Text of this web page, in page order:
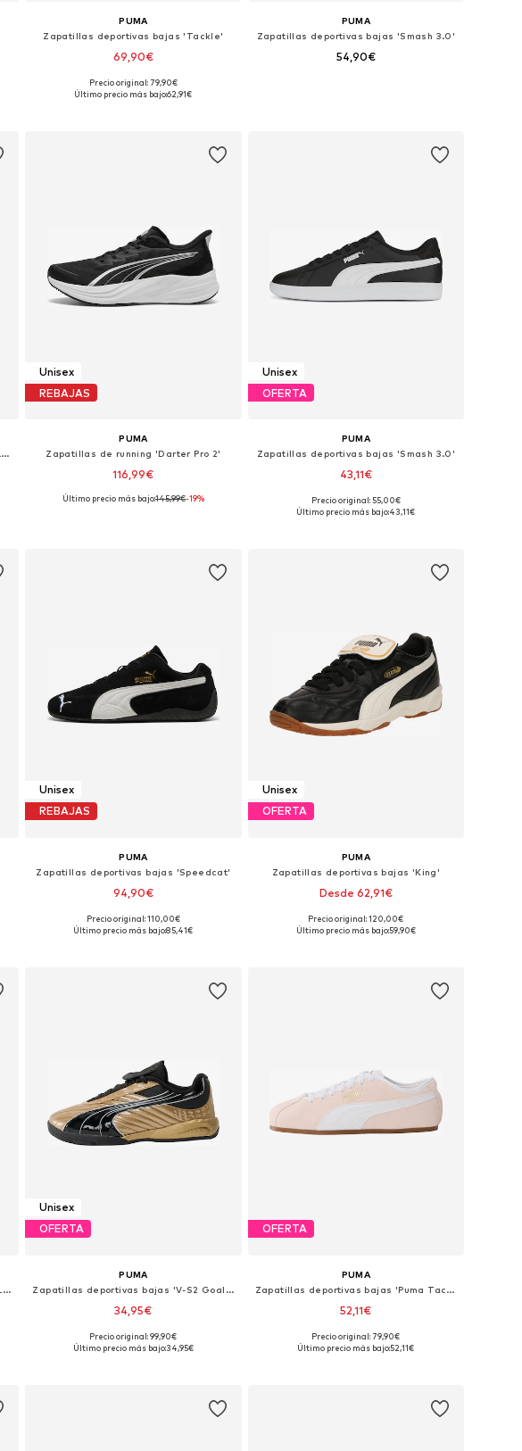
PUMA
Zapatillas deportivas bajas 'Tackle'
69,90€
+4
Disponible en muchas tallas
Precio original: 79,90€
Último precio más bajo:62,91€
PUMA
Zapatillas deportivas bajas 'Smash 3.0'
54,90€
Zapatillas deportivas bajas 'Anzarun Lite'
Unisex
REBAJAS
PUMA
Zapatillas de running 'Darter Pro 2'
116,99€
Disponible en muchas tallas
Último precio más bajo:145,99€-19%
Unisex
OFERTA
PUMA
Zapatillas deportivas bajas 'Smash 3.0'
43,11€
+3
Disponible en muchas tallas
Precio original: 55,00€
Último precio más bajo:43,11€
Unisex
REBAJAS
PUMA
Zapatillas deportivas bajas 'Speedcat'
94,90€
+3
Disponible en muchas tallas
Precio original: 110,00€
Último precio más bajo:85,41€
Unisex
OFERTA
PUMA
Zapatillas deportivas bajas 'King'
Desde 62,91€
Disponible en muchas tallas
Precio original: 120,00€
Último precio más bajo:59,90€
Zapatillas deportivas bajas 'Bella Ut Lea'
Unisex
OFERTA
PUMA
Zapatillas deportivas bajas 'V-S2 Goalgetter'
34,95€
Disponible en muchas tallas
Precio original: 99,90€
Último precio más bajo:34,95€
OFERTA
PUMA
Zapatillas deportivas bajas 'Puma Tackle'
52,11€
+4
Disponible en muchas tallas
Precio original: 79,90€
Último precio más bajo:52,11€